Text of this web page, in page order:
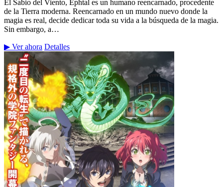
El Sabio del Viento, Ephtal es un humano reencarnado, procedente
de la Tierra moderna. Reencarnado en un mundo nuevo donde la
magia es real, decide dedicar toda su vida a la búsqueda de la magia.
Sin embargo, a…
▶ Ver ahora Detalles